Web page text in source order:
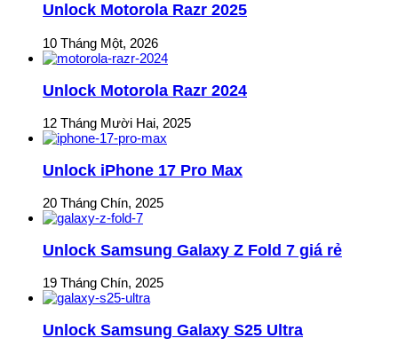
Unlock Motorola Razr 2025
10 Tháng Một, 2026
Unlock Motorola Razr 2024
12 Tháng Mười Hai, 2025
Unlock iPhone 17 Pro Max
20 Tháng Chín, 2025
Unlock Samsung Galaxy Z Fold 7 giá rẻ
19 Tháng Chín, 2025
Unlock Samsung Galaxy S25 Ultra